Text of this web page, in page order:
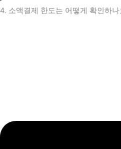
4. 소액결제 한도는 어떻게 확인하나